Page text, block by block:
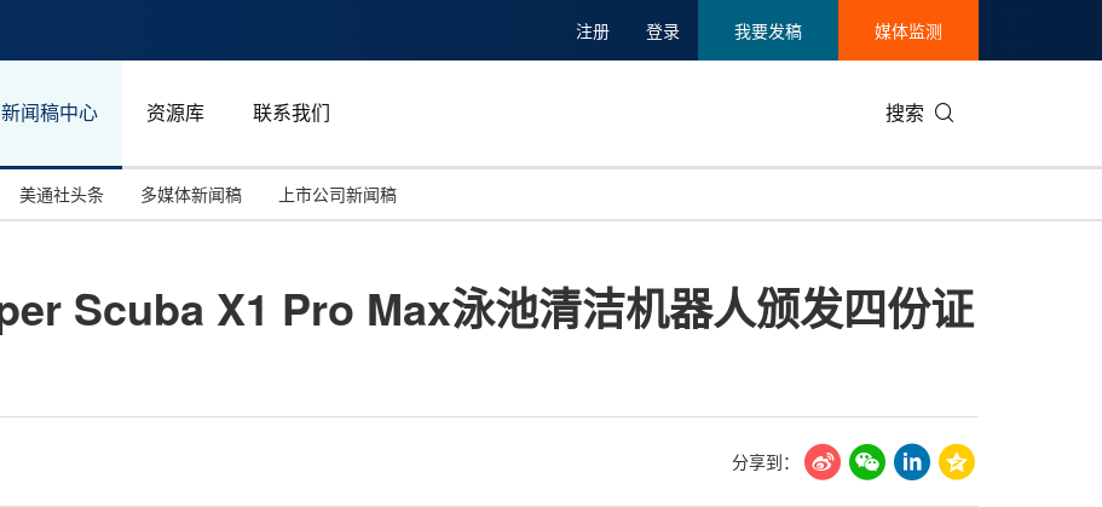
注册 登录 我要发稿 媒体监测
新闻稿中心 资源库 联系我们 搜索
投资并购
碳中和
能源化工与环保
娱乐时尚与艺术
马来西亚
新加坡
美通社头条 多媒体新闻稿 上市公司新闻稿
Scuba X1 Pro Max泳池清洁机器人颁发四份证
分享到：